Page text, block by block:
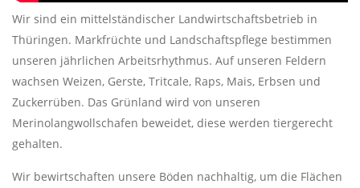
Wir sind ein mittelständischer Landwirtschaftsbetrieb in
Thüringen. Markfrüchte und Landschaftspflege bestimmen
unseren jährlichen Arbeitsrhythmus. Auf unseren Feldern
wachsen Weizen, Gerste, Tritcale, Raps, Mais, Erbsen und
Zuckerrüben. Das Grünland wird von unseren
Merinolangwollschafen beweidet, diese werden tiergerecht
gehalten.
Wir bewirtschaften unsere Böden nachhaltig, um die Flächen